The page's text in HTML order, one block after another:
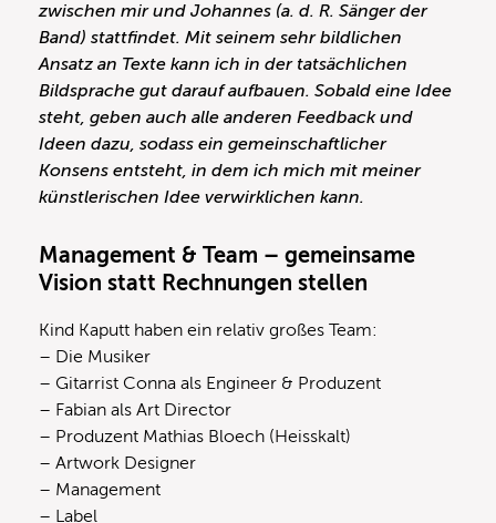
zwischen mir und Johannes (a. d. R. Sänger der
Band) stattfindet. Mit seinem sehr bildlichen
Ansatz an Texte kann ich in der tatsächlichen
Bildsprache gut darauf aufbauen. Sobald eine Idee
steht, geben auch alle anderen Feedback und
Ideen dazu, sodass ein gemeinschaftlicher
Konsens entsteht, in dem ich mich mit meiner
künstlerischen Idee verwirklichen kann.
Management & Team – gemeinsame
Vision statt Rechnungen stellen
Kind Kaputt haben ein relativ großes Team:
– Die Musiker
– Gitarrist Conna als Engineer & Produzent
– Fabian als Art Director
– Produzent Mathias Bloech (Heisskalt)
– Artwork Designer
– Management
– Label